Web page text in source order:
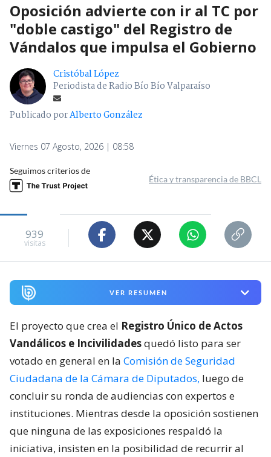
Oposición advierte con ir al TC por
"doble castigo" del Registro de
Vándalos que impulsa el Gobierno
Cristóbal López
Periodista de Radio Bío Bío Valparaíso
Publicado porAlberto González
Viernes 07 Agosto, 2026 | 08:58
Seguimos criterios de
Ética y transparencia de BBCL
939
visitas
VER RESUMEN
El proyecto que crea el Registro Único de Actos
Vandálicos e Incivilidadesquedó listo para ser
votado en general en la Comisión de Seguridad
Ciudadana de la Cámara de Diputados, luego de
concluir su ronda de audiencias con expertos e
instituciones. Mientras desde la oposición sostienen
que ninguna de las exposiciones respaldó la
iniciativa, insisten en la posibilidad de recurrir al